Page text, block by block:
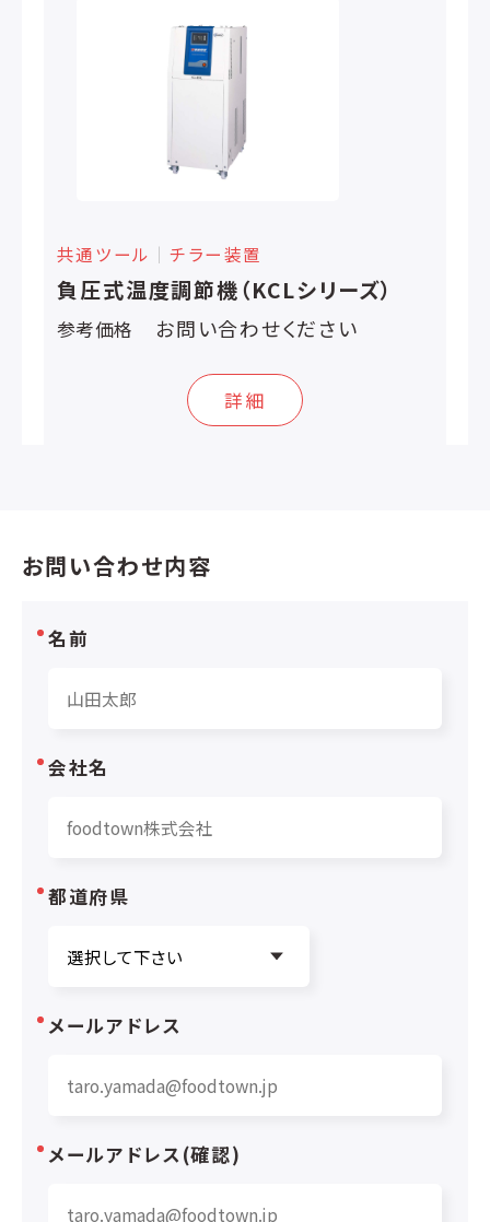
共通ツール │チラー装置
負圧式温度調節機（KCLシリーズ）
参考価格 お問い合わせください
詳細
お問い合わせ内容
名前
会社名
都道府県
メールアドレス
メールアドレス(確認)